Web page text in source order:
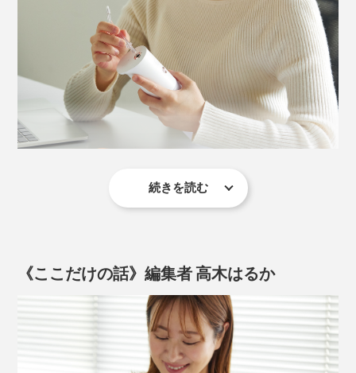
歯磨きをしていて、出血したことはありませんか？
磨き残した汚れ（歯垢、プラーク）が溜まってくると、
歯周病菌によって、歯肉が腫れたり、出血したり、炎症
を起こすようになるからです。
や、抜歯跡も、心地よくマッサージします。
電源ボタンの上の「モードボタン」を押すたびに、「ソ
フト洗浄モード」→「標準洗浄モード」→「マッサージ
洗浄モード」と、切り替えられます。
「モードボタン」を押すたびに、水流が切り替わる。動画は、「ソフト洗浄モー
ド」→「標準洗浄モード」→「マッサージ洗浄モード」の順
つぎの使用時には、前回、選んでいた洗浄モードから始
た場所にしっかり届きます。ノズルを回せば、360°どの
角度からも当てられるので、上の奥歯、歯の内側、どこ
でも洗えます。
ブラシつきノズル
続きを読む
《ここだけの話》編集者 高木はるか